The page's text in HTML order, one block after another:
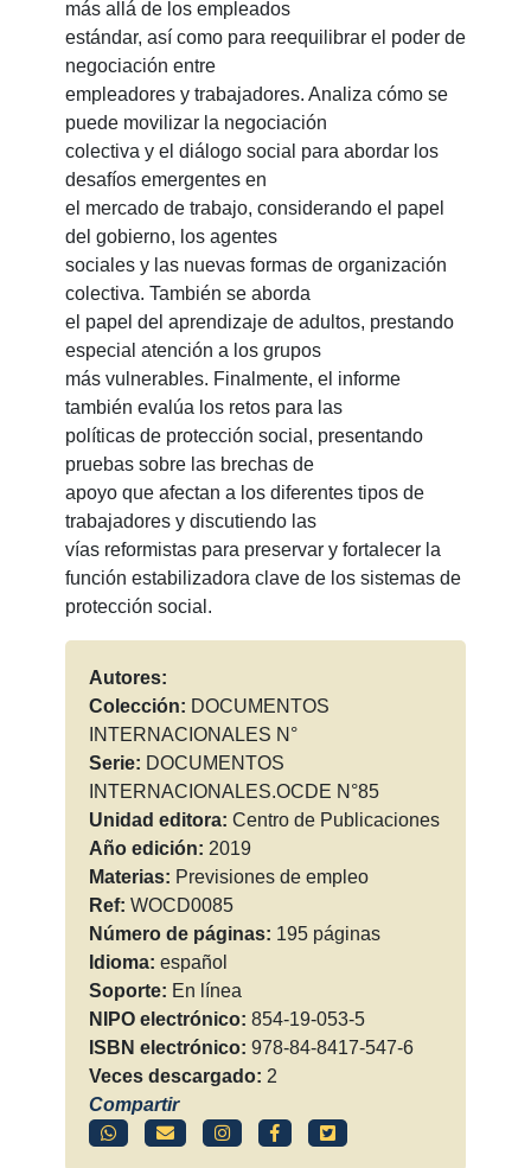
más allá de los empleados
estándar, así como para reequilibrar el poder de
negociación entre
empleadores y trabajadores. Analiza cómo se
puede movilizar la negociación
colectiva y el diálogo social para abordar los
desafíos emergentes en
el mercado de trabajo, considerando el papel
del gobierno, los agentes
sociales y las nuevas formas de organización
colectiva. También se aborda
el papel del aprendizaje de adultos, prestando
especial atención a los grupos
más vulnerables. Finalmente, el informe
también evalúa los retos para las
políticas de protección social, presentando
pruebas sobre las brechas de
apoyo que afectan a los diferentes tipos de
trabajadores y discutiendo las
vías reformistas para preservar y fortalecer la
función estabilizadora clave de los sistemas de
protección social.
Autores:
Colección: DOCUMENTOS
INTERNACIONALES N°
Serie: DOCUMENTOS
INTERNACIONALES.OCDE N°85
Unidad editora: Centro de Publicaciones
Año edición: 2019
Materias: Previsiones de empleo
Ref: WOCD0085
Número de páginas: 195 páginas
Idioma: español
Soporte: En línea
NIPO electrónico: 854-19-053-5
ISBN electrónico: 978-84-8417-547-6
Veces descargado: 2
Compartir